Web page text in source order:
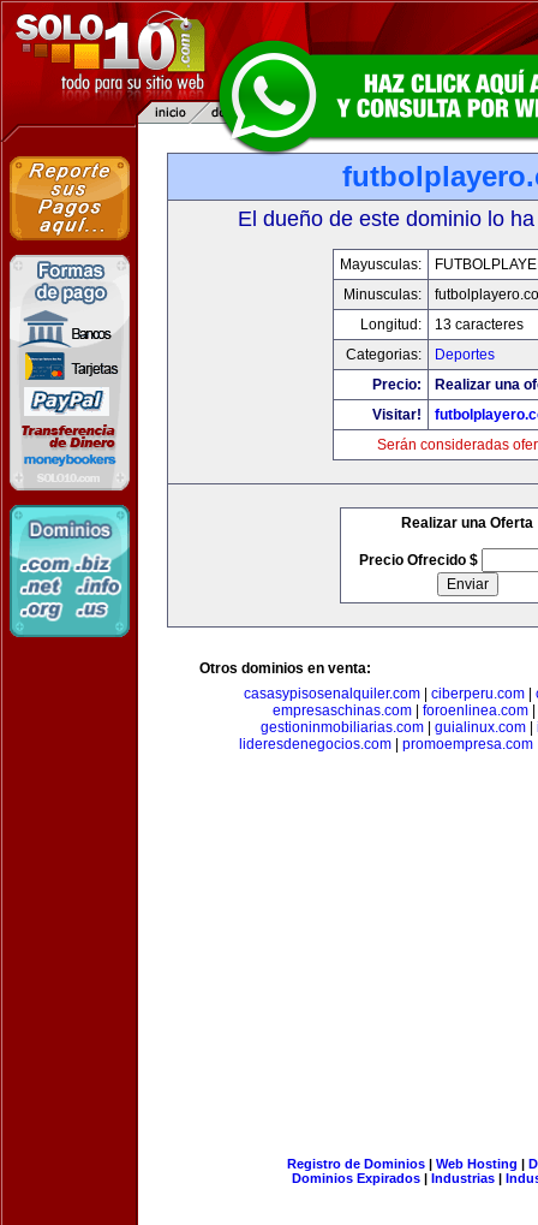
El dueño de este dominio lo
Mayusculas:
Minusculas:
Longitud:
13 caracteres
Categorias:
Deportes
Precio:
Realizar una
Visitar!
Serán consideradas
Realizar una Oferta
Precio Ofrecido $
Otros dominios en venta:
casasypisosenalquiler.com
ciberperu.com
empresaschinas.com| foroenlinea.com|
gestioninmobiliarias.com| guialinux.com|
lideresdenegocios.com
promoempresa.com
Registro de Dominios| Web Hosting |
Dominios Expirados | Industrias |